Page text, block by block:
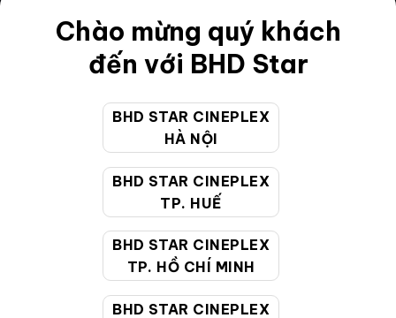
Chào mừng quý khách
đến với BHD Star
BHD STAR CINEPLEX
HÀ NỘI
BHD STAR CINEPLEX
TP. HUẾ
BHD STAR CINEPLEX
TP. HỒ CHÍ MINH
BHD STAR CINEPLEX
Điều khoản
Hướng dẫn đặt vé trực tuyến
Chính sách bảo vệ thông tin cá nhân của người tiêu
CHĂM SÓC KHÁCH HÀNG
19002099
gồm cả Lễ, Tết)